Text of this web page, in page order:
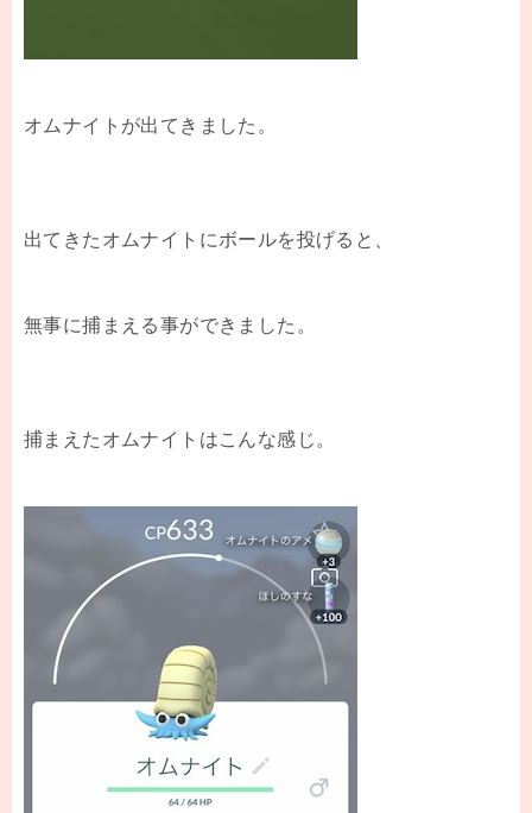
オムナイトが出てきました。
出てきたオムナイトにボールを投げると、
無事に捕まえる事ができました。
捕まえたオムナイトはこんな感じ。